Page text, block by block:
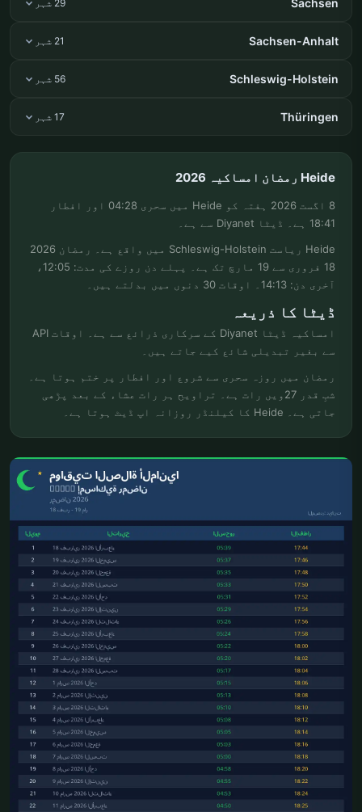
Sachsen 29 شہر
Sachsen-Anhalt 21 شہر
Schleswig-Holstein 56 شہر
Thüringen 17 شہر
Heide رمضان امساکیہ 2026
8 اگست 2026 ہفتہ کو Heide میں سحری 04:28 اور افطار
18:41 ہے۔ ڈیٹا Diyanet سے ہے۔
Heide ریاست Schleswig-Holstein میں واقع ہے۔ رمضان 2026
18 فروری سے 19 مارچ تک ہے۔ پہلے دن روزے کی مدت: 12:05،
آخری دن: 14:13۔ اوقات 30 دنوں میں بدلتے ہیں۔
ڈیٹا کا ذریعہ
امساکیہ ڈیٹا Diyanet کے سرکاری ذرائع سے ہے۔ اوقات API
سے بغیر تبدیلی شائع کیے جاتے ہیں۔
رمضان میں روزہ سحری سے شروع اور افطار پر ختم ہوتا ہے۔
شبِ قدر 27ویں رات ہے۔ تراویح ہر رات عشاء کے بعد پڑھی
جاتی ہے۔ Heide کا کیلنڈر روزانہ اپ ڈیٹ ہوتا ہے۔